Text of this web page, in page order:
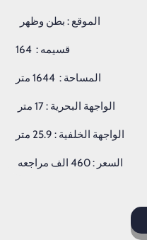
الموقع : بطن وظهر
قسيمه :
المساحة : متر
الواجهة البحرية : 17 متر
الواجهة الخلفية : 25.9 متر
السعر : 460 الف مراجعه